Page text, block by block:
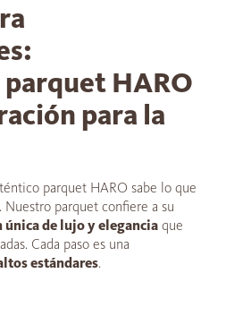
HARO
para la
parquet HARO sabe lo que
. Nuestro parquet confiere a su
única de lujo y elegancia que
Cada paso es una
estándares.